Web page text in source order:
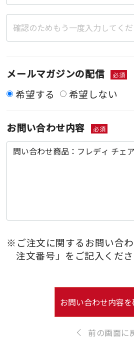
メールマガジンの配信 必須
希望する 希望しない
お問い合わせ内容 必須
※ご注文に関するお問い合
注文番号」をご記入くださ
前の画面に
お問い合わせ内容